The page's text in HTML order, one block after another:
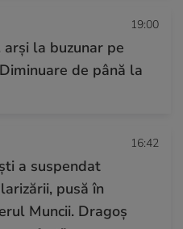
19:00
arși la buzunar pe
de până la
16:42
a suspendat
pusă în
Muncii. Dragoș